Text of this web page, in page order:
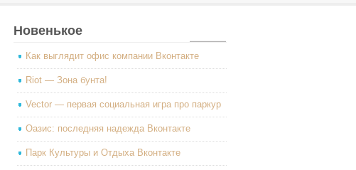
Новенькое
Как выглядит офис компании Вконтакте
Riot — Зона бунта!
Vector — первая социальная игра про паркур
Оазис: последняя надежда Вконтакте
Парк Культуры и Отдыха Вконтакте